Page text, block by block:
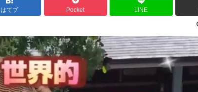
はてブ Pocket LINE